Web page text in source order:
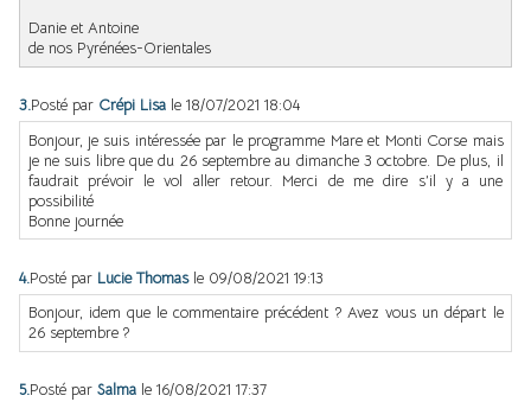
Danie et Antoine
de nos Pyrénées-Orientales
3.Posté par Crépi Lisa le 18/07/2021 18:04
Bonjour, je suis intéressée par le programme Mare et Monti Corse mais
je ne suis libre que du 26 septembre au dimanche 3 octobre. De plus, il
faudrait prévoir le vol aller retour. Merci de me dire s’il y a une
possibilité
Bonne journée
4.Posté par Lucie Thomas le 09/08/2021 19:13
Bonjour, idem que le commentaire précédent ? Avez vous un départ le
26 septembre ?
5.Posté par Salma le 16/08/2021 17:37